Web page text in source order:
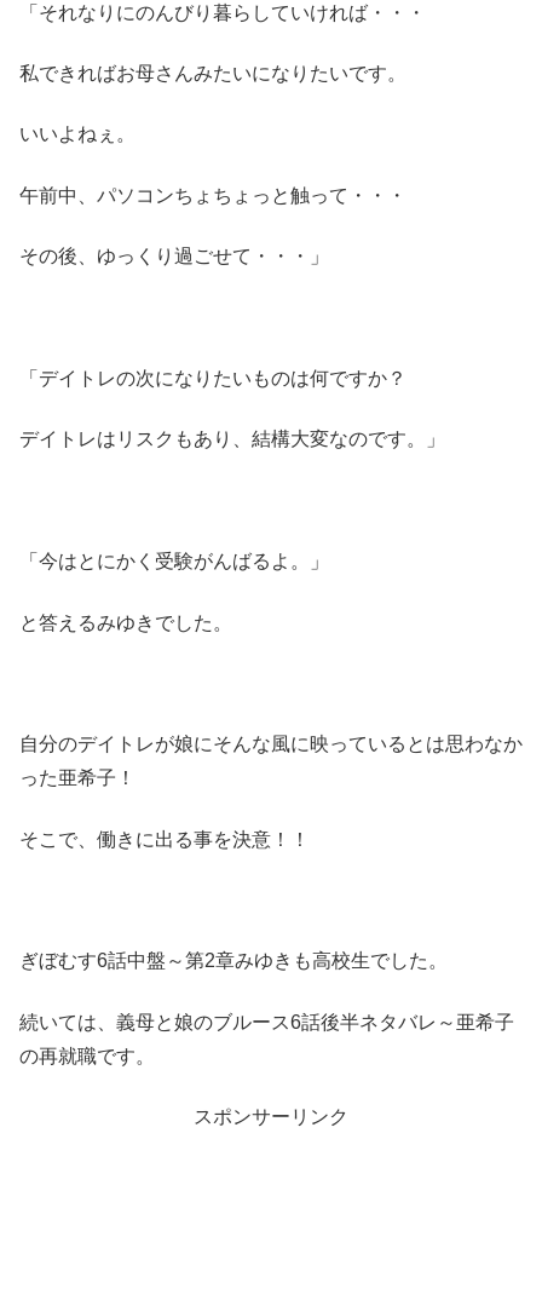
「それなりにのんびり暮らしていければ・・・
私できればお母さんみたいになりたいです。
いいよねぇ。
午前中、パソコンちょちょっと触って・・・
その後、ゆっくり過ごせて・・・」
「デイトレの次になりたいものは何ですか？
デイトレはリスクもあり、結構大変なのです。」
「今はとにかく受験がんばるよ。」
と答えるみゆきでした。
自分のデイトレが娘にそんな風に映っているとは思わなか
った亜希子！
そこで、働きに出る事を決意！！
ぎぼむす6話中盤～第2章みゆきも高校生でした。
続いては、義母と娘のブルース6話後半ネタバレ～亜希子
の再就職です。
スポンサーリンク